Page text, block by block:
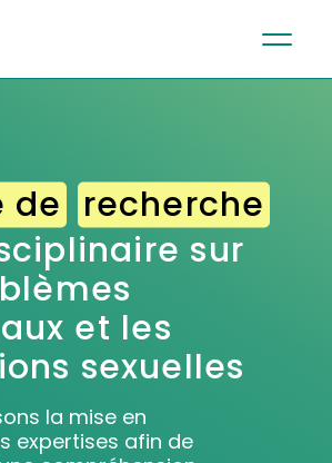
English
de recherche
sur
et les
sexuelles
la mise en
expertises afin de